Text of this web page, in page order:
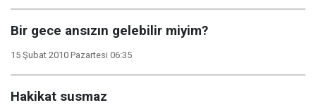
Bir gece ansızın gelebilir miyim?
15 Şubat 2010 Pazartesi 06:35
Hakikat susmaz